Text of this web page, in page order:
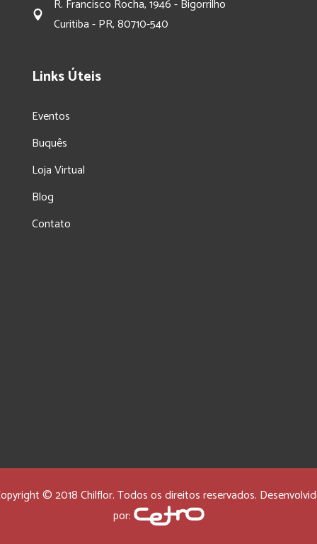
R. Francisco Rocha, 1946 - Bigorrilho
Curitiba - PR, 80710-540
Links Úteis
Eventos
Buquês
Loja Virtual
Blog
Contato
© 2018 Chilflor. Todos os direitos reservados.
por: